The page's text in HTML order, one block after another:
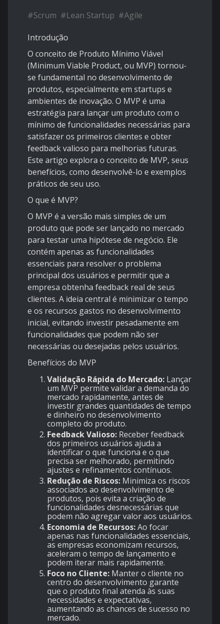
#Scrum #Lean Startup #Agile
Introdução
O conceito de Produto Mínimo Viável
(Minimum Viable Product, ou MVP) tornou-
se fundamental no desenvolvimento de
produtos, especialmente em startups e
ambientes de inovação. O MVP é uma
estratégia para lançar um produto com o
mínimo de funcionalidades necessárias para
satisfazer os primeiros clientes e obter
feedback valioso para melhorias futuras.
Este artigo explora o conceito de MVP, seus
benefícios, como desenvolvê-lo e exemplos
práticos de seu uso.
O que é MVP?
O MVP é a versão mais simples de um
produto que pode ser lançado no mercado
para testar uma hipótese de negócio. Ele
contém apenas as funcionalidades
essenciais para resolver o problema
principal dos usuários e permitir que a
empresa obtenha feedback real de seus
clientes. A ideia central é minimizar o tempo
e os recursos gastos no desenvolvimento
inicial, evitando investir pesadamente em
funcionalidades que podem não ser
necessárias ou desejadas pelos usuários.
Benefícios do MVP
Validação Rápida do Mercado: Lançar
um MVP permite validar a demanda do
mercado rapidamente, antes de
investir grandes quantidades de tempo
e dinheiro no desenvolvimento
completo do produto.
Feedback Valioso: Receber feedback
dos primeiros usuários ajuda a
identificar o que funciona e o que
precisa ser melhorado, permitindo
ajustes e refinamentos contínuos.
Redução de Riscos: Minimiza os riscos
associados ao desenvolvimento de
produtos, pois evita a criação de
funcionalidades desnecessárias que
podem não agregar valor aos usuários.
Economia de Recursos:Ao focar
apenas nas funcionalidades essenciais,
as empresas economizam recursos,
aceleram o tempo de lançamento e
podem iterar mais rapidamente.
Foco no Cliente: Manter o cliente no
centro do desenvolvimento garante
que o produto final atenda às suas
necessidades e expectativas,
aumentando as chances de sucesso no
mercado.